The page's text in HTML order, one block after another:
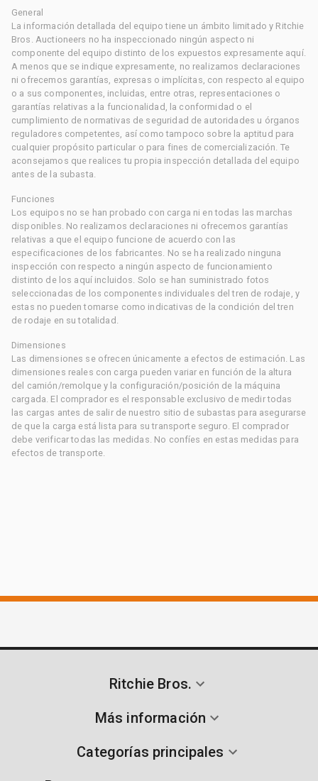
General
La información detallada del equipo tiene un ámbito limitado y Ritchie
Bros. Auctioneers no ha inspeccionado ningún aspecto ni
componente del equipo distinto de los expuestos expresamente aquí.
A menos que se indique expresamente, no realizamos declaraciones
ni ofrecemos garantías, expresas o implícitas, con respecto al equipo
o a sus componentes, incluidas, entre otras, representaciones o
garantías relativas a la funcionalidad, la conformidad o el
cumplimiento de normativas de seguridad de autoridades u órganos
reguladores competentes, así como tampoco sobre la aptitud para
cualquier propósito particular o para fines de comercialización. Te
aconsejamos que realices tu propia inspección detallada del equipo
antes de la subasta.
Funciones
Los equipos no se han probado con carga ni en todas las marchas
disponibles. No realizamos declaraciones ni ofrecemos garantías
relativas a que el equipo funcione de acuerdo con las
especificaciones de los fabricantes. No se ha realizado ninguna
inspección con respecto a ningún aspecto de funcionamiento
distinto de los aquí incluidos. Solo se han suministrado fotos
seleccionadas de los componentes individuales del tren de rodaje, y
estas no pueden tomarse como indicativas de la condición del tren
de rodaje en su totalidad.
Dimensiones
Las dimensiones se ofrecen únicamente a efectos de estimación. Las
dimensiones reales con carga pueden variar en función de la altura
del camión/remolque y la configuración/posición de la máquina
cargada. El comprador es el responsable exclusivo de medir todas
las cargas antes de salir de nuestro sitio de subastas para asegurarse
de que la carga está lista para su transporte seguro. El comprador
debe verificar todas las medidas. No confíes en estas medidas para
efectos de transporte.
Ritchie Bros.
Más información
Categorías principales